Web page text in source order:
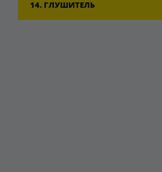
14. ГЛУШИТЕЛЬ